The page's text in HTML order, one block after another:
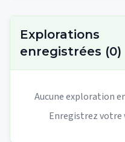
Explorations
enregistrées (0)
Aucune exploration
Enregistrez votre